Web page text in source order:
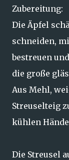
Zubereitung:
Die Äpfel
schneiden,
bestreuen
die große
Aus Mehl,
Streuselteig
kühlen
Die Streusel